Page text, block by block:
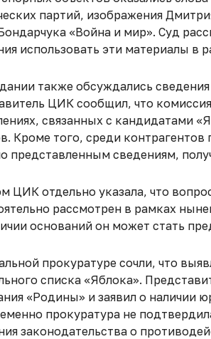
партий, изображения
«Война и мир». Суд
использовать эти материалы в
также обсуждались
ЦИК сообщил, что
связанных с кандидатами
Кроме того, среди
представленным сведениям,
ЦИК отдельно указала, что
рассмотрен в рамках
оснований он может стать
прокуратуре сочли, что
списка «Яблока».
«Родины» и заявил о наличии
прокуратура не
законодательства о